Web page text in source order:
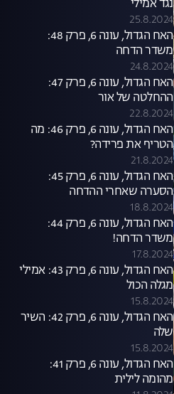
נגד אמילי
25.8.2024
האח הגדול, עונה 6, פרק 48:
משדר הדחה
24.8.2024
האח הגדול, עונה 6, פרק 47:
ההחלטה של אור
22.8.2024
האח הגדול, עונה 6, פרק 46: מה
הטריף את פרידה?
21.8.2024
האח הגדול, עונה 6, פרק 45:
הסערה שאחרי ההדחה
18.8.2024
האח הגדול, עונה 6, פרק 44:
משדר הדחה!
17.8.2024
האח הגדול, עונה 6, פרק 43: אמילי
מגלה הכול
15.8.2024
האח הגדול, עונה 6, פרק 42: השיר
שלה
15.8.2024
האח הגדול, עונה 6, פרק 41:
מהומה לילית